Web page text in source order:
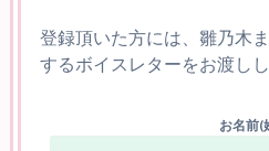
登録頂いた方には、雛乃木
するボイスレターをお渡し
お名前(